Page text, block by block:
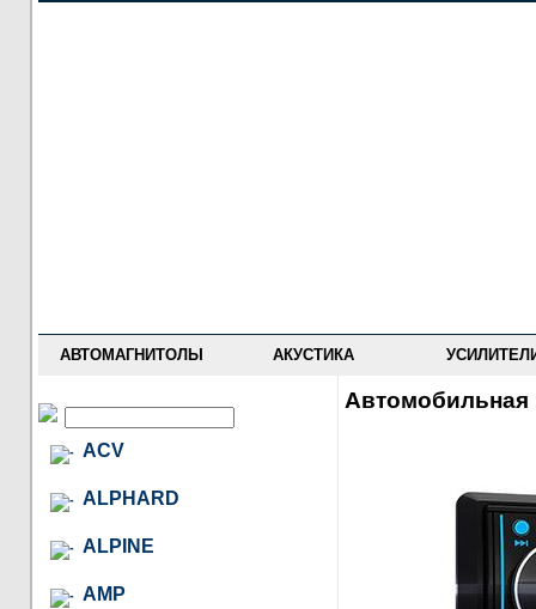
АВТОМАГНИТОЛЫ АКУСТИКА
ACV
ALPHARD
ALPINE
AMP
Автомобильная